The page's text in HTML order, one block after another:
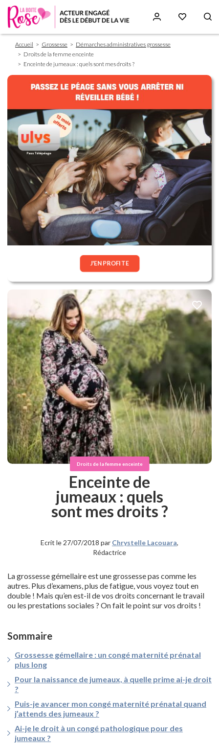
contenu
Fil
d'Ariane
Accueil Grossesse
Démarches administratives grossesse
Droits de la femme enceinte
Enceinte de jumeaux : quels sont mes droits ?
J'EN PROFITE
Droits de la femme enceinte
Enceinte de
jumeaux : quels
sont mes droits ?
Ecrit le 27/07/2018 par Chrystelle Lacouara,
Rédactrice
La grossesse gémellaire est une grossesse pas comme les
autres. Plus d’examens, plus de fatigue, vous voyez tout en
double ! Mais qu’en est-il de vos droits concernant le travail
ou les prestations sociales ? On fait le point sur vos droits !
Sommaire
Grossesse gémellaire : un congé maternité prénatal
plus long
Pour la naissance de jumeaux, à quelle prime ai-je droit
?
Puis-je avancer mon congé maternité prénatal quand
j’attends des jumeaux ?
Ai-je le droit à un congé pathologique pour des
jumeaux ?